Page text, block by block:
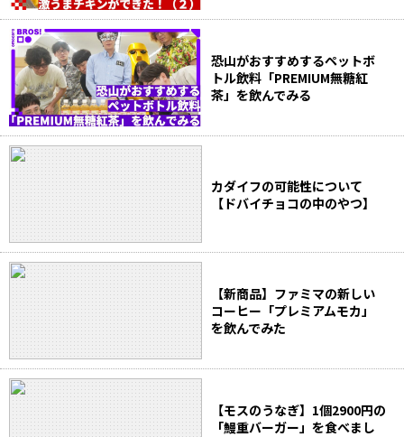
恐山がおすすめするペットボ
トル飲料「PREMIUM無糖紅
茶」を飲んでみる
カダイフの可能性について
【ドバイチョコの中のやつ】
【新商品】ファミマの新しい
コーヒー「プレミアムモカ」
を飲んでみた
【モスのうなぎ】1個2900円の
「鰻重バーガー」を食べまし